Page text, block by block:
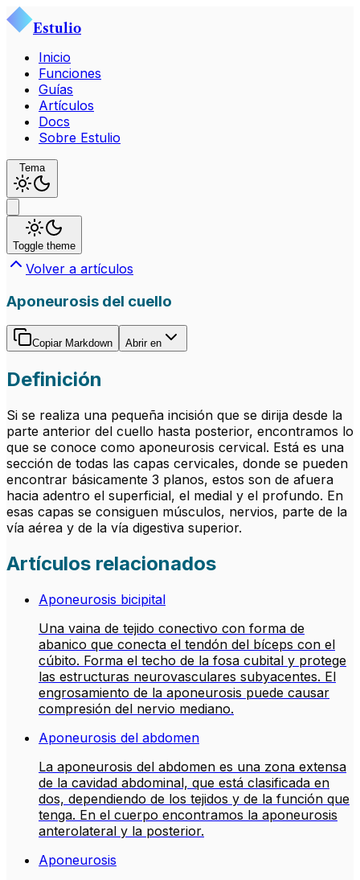
Estulio
Inicio
Funciones
Guías
Artículos
Docs
Sobre Estulio
Tema
Toggle theme
Volver a artículos
Aponeurosis del cuello
Copiar Markdown Abrir en
Definición
Si se realiza una pequeña incisión que se dirija desde la
parte anterior del cuello hasta posterior, encontramos lo
que se conoce como aponeurosis cervical. Está es una
sección de todas las capas cervicales, donde se pueden
encontrar básicamente 3 planos, estos son de afuera
hacia adentro el superficial, el medial y el profundo. En
esas capas se consiguen músculos, nervios, parte de la
vía aérea y de la vía digestiva superior.
Artículos relacionados
Aponeurosis bicipital
Una vaina de tejido conectivo con forma de
abanico que conecta el tendón del bíceps con el
cúbito. Forma el techo de la fosa cubital y protege
las estructuras neurovasculares subyacentes. El
engrosamiento de la aponeurosis puede causar
compresión del nervio mediano.
Aponeurosis del abdomen
La aponeurosis del abdomen es una zona extensa
de la cavidad abdominal, que está clasificada en
dos, dependiendo de los tejidos y de la función que
tenga. En el cuerpo encontramos la aponeurosis
anterolateral y la posterior.
Aponeurosis